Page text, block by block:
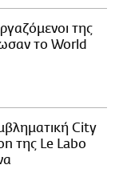
της
το World
City
της Le Labo